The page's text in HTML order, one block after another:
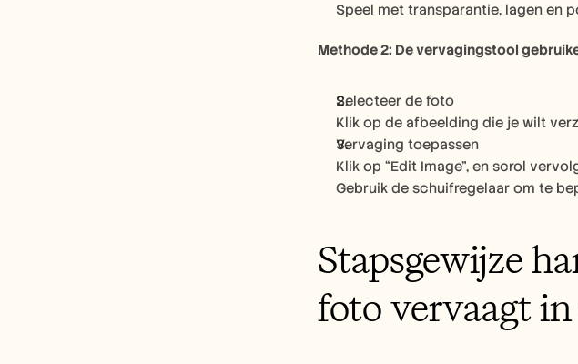
Speel met transparantie, lagen en
Methode 2: De vervagingstool
Selecteer de foto
Klik op de afbeelding die je wilt
Vervaging toepassen
Klik op “Edit Image”, en scrol
Gebruik de schuifregelaar om te
Stapsgewijze
foto vervaagt